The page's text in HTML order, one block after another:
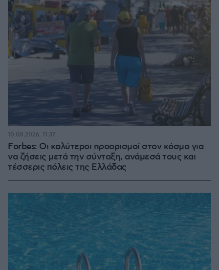
Forbes: Οι καλύτεροι προορισμοί στον κόσμο για
να ζήσεις μετά την σύνταξη, ανάμεσά τους και
τέσσερις πόλεις της Ελλάδας
10.08.2026, 11:37